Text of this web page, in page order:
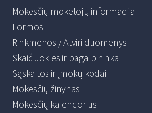
Mokesčių mokėtojų informacija
Formos
Rinkmenos / Atviri duomenys
Skaičiuoklės ir pagalbininkai
Sąskaitos ir įmokų kodai
Mokesčių žinynas
Mokesčių kalendorius